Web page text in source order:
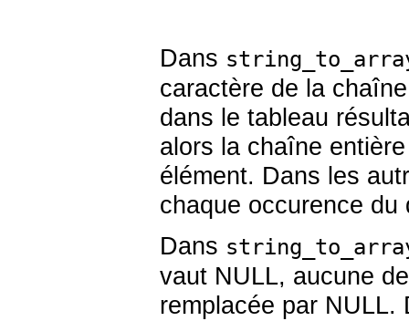
Dans
caractère de la
dans le tableau
alors la chaîne
élément. Dans les
chaque occurence du
Dans
vaut NULL, aucune
remplacée par NULL.